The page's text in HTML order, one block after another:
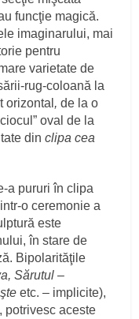
funcţie magică.
imaginarului, mai
pentru
varietate de
rug-coloană la
orizontal ,de la o
oval de la
dinclipa cea
a pururi în clipa
o ceremonie a
este
în stare de
Bipolarităţile
Sărutul –
etc. – implicite),
potrivesc aceste